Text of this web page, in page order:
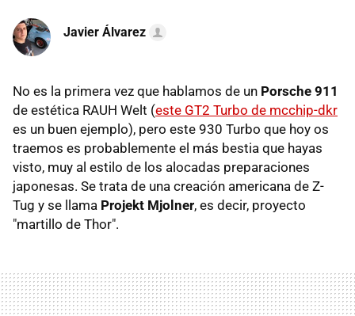
Javier Álvarez
No es la primera vez que hablamos de un Porsche 911
de estética RAUH Welt (este GT2 Turbo de mcchip-dkr
es un buen ejemplo), pero este 930 Turbo que hoy os
traemos es probablemente el más bestia que hayas
visto, muy al estilo de los alocadas preparaciones
japonesas. Se trata de una creación americana de Z-
Tug y se llama Projekt Mjolner, es decir, proyecto
"martillo de Thor".